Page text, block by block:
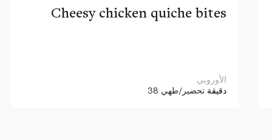
Cheesy chicken quiche bites
الأوروبي
38 دقيقة تحضير/طهي